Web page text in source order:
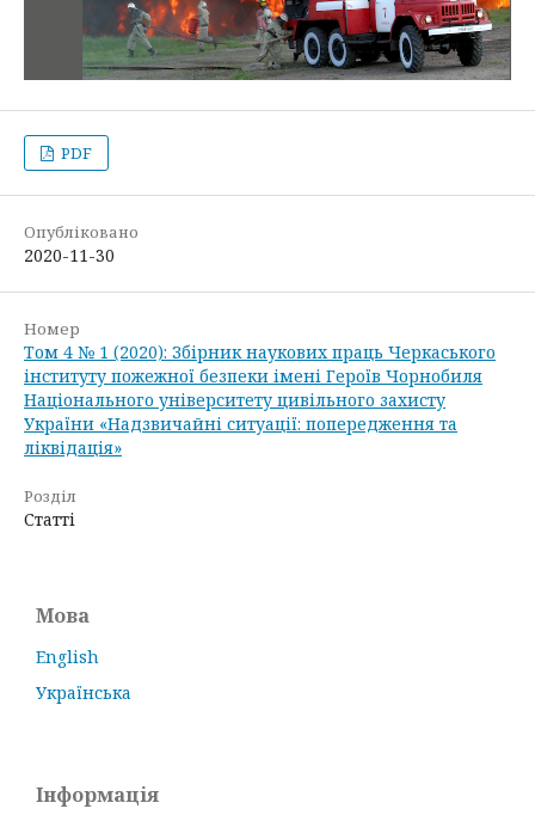
PDF
Опубліковано
2020-11-30
Номер
Том 4 № 1 (2020): Збірник наукових праць Черкаського
інституту пожежної безпеки імені Героїв Чорнобиля
Національного університету цивільного захисту
України «Надзвичайні ситуації: попередження та
ліквідація»
Розділ
Статті
Мова
English
Українська
Інформація